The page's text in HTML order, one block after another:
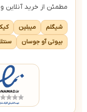
مطمئن از خرید
شیگلم میبلین
بیوتی آو جوسان